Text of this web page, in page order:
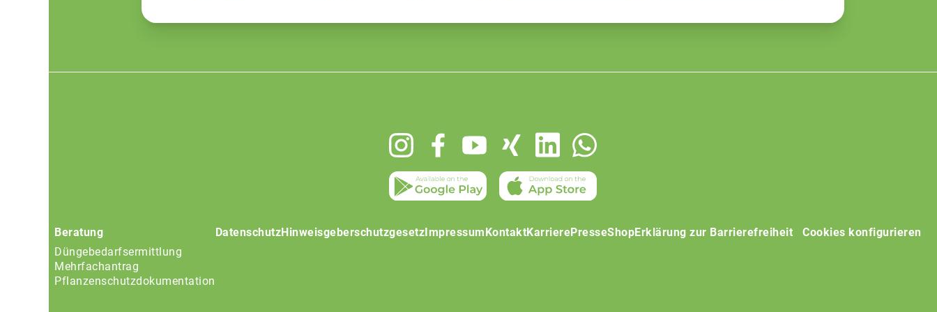
Beratung
Düngebedarfsermittlung
Mehrfachantrag
Pflanzenschutzdokumentation
DatenschutzHinweisgeberschutzgesetz Impressum KontaktKarrierePresseShopErklärung zur Barrierefreiheit Cookies konfigurieren